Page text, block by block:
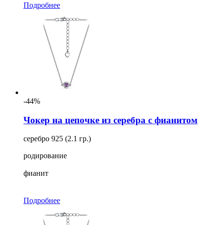
Подробнее
-44%
Чокер на цепочке из серебра с фианитом
серебро 925 (2.1 гр.)
родирование
фианит
Подробнее